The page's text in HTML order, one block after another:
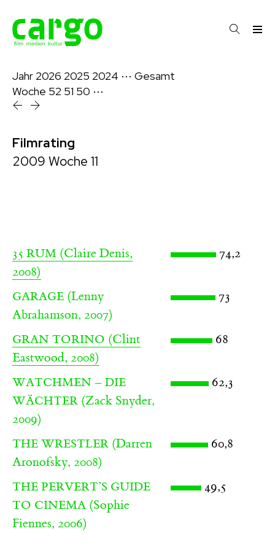
Jahr 2026 2025 2024 ⋯ Gesamt
Woche 52 51 50 ⋯
Filmrating
2009 Woche 11
35 RUM (Claire Denis,
2008)
74,2
GARAGE (Lenny
Abrahamson, 2007)
73
GRAN TORINO (Clint
Eastwood, 2008)
68
WATCHMEN – DIE
WÄCHTER (Zack Snyder,
2009)
62,3
THE WRESTLER (Darren
Aronofsky, 2008)
60,8
THE PERVERT’S GUIDE
TO CINEMA (Sophie
Fiennes, 2006)
49,5